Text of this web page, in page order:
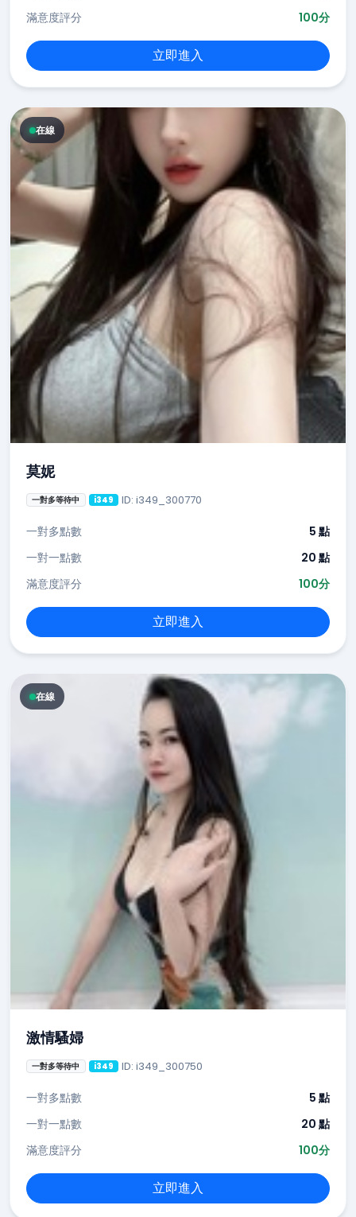
滿意度評分
100分
立即進入
在線
莫妮
一對多等待中 i349 ID: i349_300770
一對多點數
5 點
一對一點數
20 點
滿意度評分
100分
立即進入
在線
激情騷婦
一對多等待中 i349 ID: i349_300750
一對多點數
5 點
一對一點數
20 點
滿意度評分
100分
立即進入